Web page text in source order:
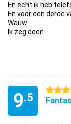
En echt ik heb
En voor een derde
Wauw
Ik zeg doen
9.5
5 stars